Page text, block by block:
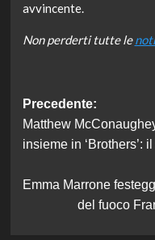
avvincente.
Non perderti tutte le
Navigazione
articolo
Precedente:
Matthew
insieme in ‘Brothers’:
Emma Marrone
del fuoco